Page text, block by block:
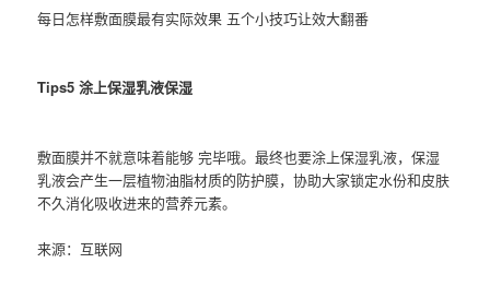
每日怎样敷面膜最有实际效果 五个小技巧让效大翻番
Tips5 涂上保湿乳液保湿
敷面膜并不就意味着能够 完毕哦。最终也要涂上保湿乳液，保湿
乳液会产生一层植物油脂材质的防护膜，协助大家锁定水份和皮肤
不久消化吸收进来的营养元素。
来源：互联网